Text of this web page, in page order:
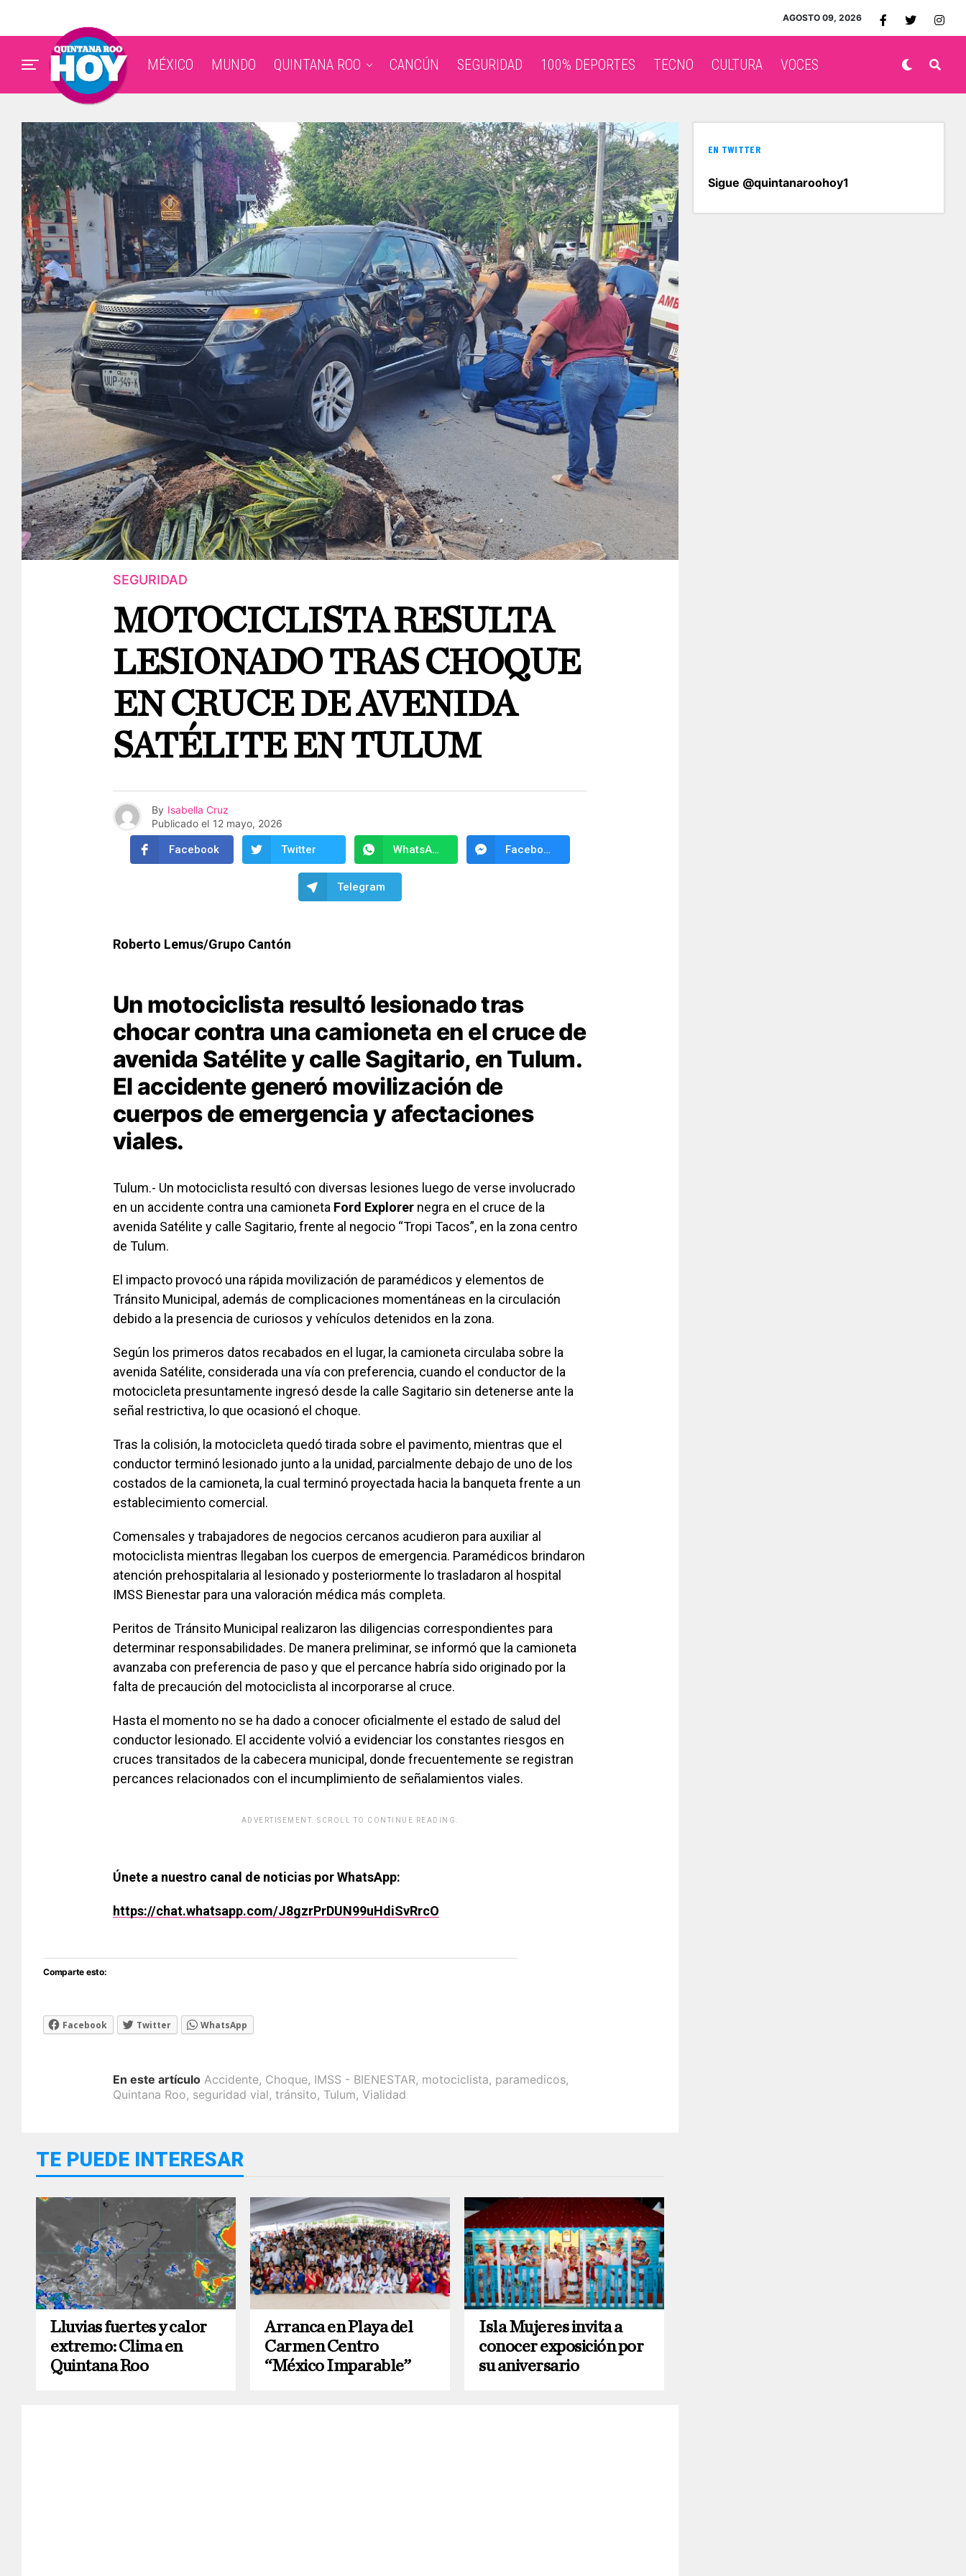
AGOSTO 09, 2026
MÉXICO MUNDO QUINTANA ROO CANCÚN SEGURIDAD 100% DEPORTES TECNO CULTURA VOCES
SEGURIDAD
MOTOCICLISTA RESULTA
LESIONADO TRAS CHOQUE
EN CRUCE DE AVENIDA
SATÉLITE EN TULUM
By Isabella Cruz
Publicado el 12 mayo, 2026
Facebook Twitter WhatsApp Facebook Messenger
Telegram
Roberto Lemus/Grupo Cantón
Un motociclista resultó lesionado tras
chocar contra una camioneta en el cruce de
avenida Satélite y calle Sagitario, en Tulum.
El accidente generó movilización de
cuerpos de emergencia y afectaciones
viales.
Tulum.- Un motociclista resultó con diversas lesiones luego de verse involucrado
en un accidente contra una camioneta Ford Explorer negra en el cruce de la
avenida Satélite y calle Sagitario, frente al negocio “Tropi Tacos”, en la zona centro
de Tulum.
El impacto provocó una rápida movilización de paramédicos y elementos de
Tránsito Municipal, además de complicaciones momentáneas en la circulación
debido a la presencia de curiosos y vehículos detenidos en la zona.
Según los primeros datos recabados en el lugar, la camioneta circulaba sobre la
avenida Satélite, considerada una vía con preferencia, cuando el conductor de la
motocicleta presuntamente ingresó desde la calle Sagitario sin detenerse ante la
señal restrictiva, lo que ocasionó el choque.
Tras la colisión, la motocicleta quedó tirada sobre el pavimento, mientras que el
conductor terminó lesionado junto a la unidad, parcialmente debajo de uno de los
costados de la camioneta, la cual terminó proyectada hacia la banqueta frente a un
establecimiento comercial.
Comensales y trabajadores de negocios cercanos acudieron para auxiliar al
motociclista mientras llegaban los cuerpos de emergencia. Paramédicos brindaron
atención prehospitalaria al lesionado y posteriormente lo trasladaron al hospital
IMSS Bienestar para una valoración médica más completa.
Peritos de Tránsito Municipal realizaron las diligencias correspondientes para
determinar responsabilidades. De manera preliminar, se informó que la camioneta
avanzaba con preferencia de paso y que el percance habría sido originado por la
falta de precaución del motociclista al incorporarse al cruce.
Hasta el momento no se ha dado a conocer oficialmente el estado de salud del
conductor lesionado. El accidente volvió a evidenciar los constantes riesgos en
cruces transitados de la cabecera municipal, donde frecuentemente se registran
percances relacionados con el incumplimiento de señalamientos viales.
ADVERTISEMENT. SCROLL TO CONTINUE READING.
Únete a nuestro canal de noticias por WhatsApp:
https://chat.whatsapp.com/J8gzrPrDUN99uHdiSvRrcO
Comparte esto:
Facebook Twitter WhatsApp
En este artículo Accidente, Choque, IMSS - BIENESTAR, motociclista, paramedicos,
Quintana Roo, seguridad vial, tránsito, Tulum, Vialidad
TE PUEDE INTERESAR
Lluvias fuertes y calor
extremo: Clima en
Quintana Roo
Arranca en Playa del
Carmen Centro
“México Imparable”
Isla Mujeres invita a
conocer exposición por
su aniversario
EN TWITTER
Sigue @quintanaroohoy1